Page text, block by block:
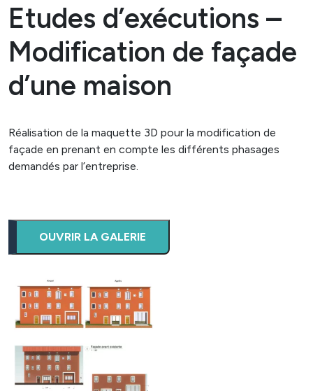
Etudes d’exécutions –
Modification de façade
d’une maison
Réalisation de la maquette 3D pour la modification de
façade en prenant en compte les différents phasages
demandés par l’entreprise.
OUVRIR LA GALERIE